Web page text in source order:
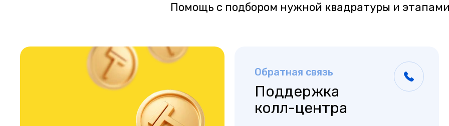
Помощь с подбором нужной квадратуры и
Обратная связь
Поддержка
колл-центра